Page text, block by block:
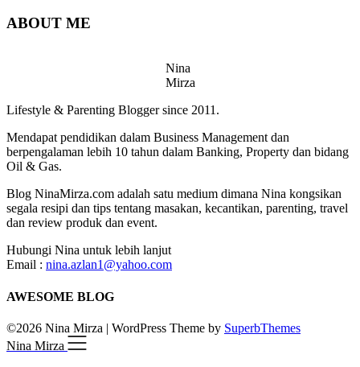
ABOUT ME
Nina
Mirza
Lifestyle & Parenting Blogger since 2011.
Mendapat pendidikan dalam Business Management dan
berpengalaman lebih 10 tahun dalam Banking, Property dan bidang
Oil & Gas.
Blog NinaMirza.com adalah satu medium dimana Nina kongsikan
segala resipi dan tips tentang masakan, kecantikan, parenting, travel
dan review produk dan event.
Hubungi Nina untuk lebih lanjut
Email : nina.azlan1@yahoo.com
AWESOME BLOG
©2026 Nina Mirza | WordPress Theme by SuperbThemes
Nina Mirza